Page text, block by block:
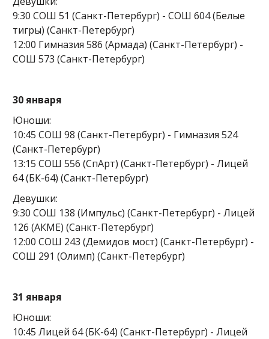
9:30 СОШ 51 (Санкт-Петербург) - СОШ 604 (Белые
тигры) (Санкт-Петербург)
12:00 Гимназия 586 (Армада) (Санкт-Петербург) -
СОШ 573 (Санкт-Петербург)
30 января
Юноши:
10:45 СОШ 98 (Санкт-Петербург) - Гимназия 524
(Санкт-Петербург)
13:15 СОШ 556 (СпАрт) (Санкт-Петербург) - Лицей
64 (БК-64) (Санкт-Петербург)
Девушки:
9:30 СОШ 138 (Импульс) (Санкт-Петербург) - Лицей
126 (АКМЕ) (Санкт-Петербург)
12:00 СОШ 243 (Демидов мост) (Санкт-Петербург) -
СОШ 291 (Олимп) (Санкт-Петербург)
31 января
Юноши:
10:45 Лицей 64 (БК-64) (Санкт-Петербург) - Лицей